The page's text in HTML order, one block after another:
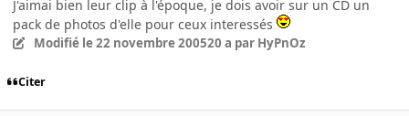
J'aimai bien leur clip à l'époque, je dois avoir sur un CD un
pack de photos d'elle pour ceux interessés
Modifié le 22 novembre 200520 a par HyPnOz
Citer